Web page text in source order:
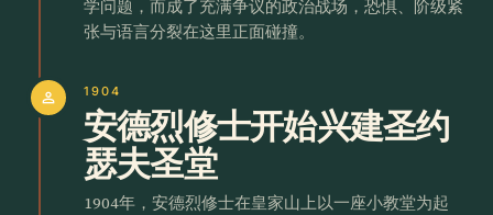
学问题，而成了充满争议的政治战场，恐惧、阶级紧
张与语言分裂在这里正面碰撞。
person 1904
安德烈修士开始兴建圣约
瑟夫圣堂
1904年，安德烈修士在皇家山上以一座小教堂为起